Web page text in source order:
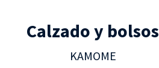
Calzado y bolsos
KAMOME